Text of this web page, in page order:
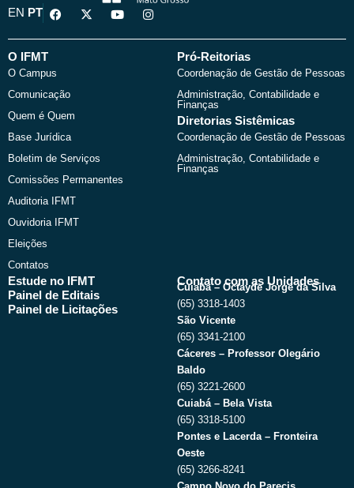
EN PT
F
a
e
o
k
X
-
w
Y
o
t
I
n
t
O IFMT
O Campus
Comunicação
Quem é Quem
Base Jurídica
Boletim de Serviços
Comissões Permanentes
Auditoria IFMT
Ouvidoria IFMT
Eleições
Contatos
Pró-Reitorias
Coordenação de Gestão de Pessoas
Administração, Contabilidade e
Finanças
Diretorias Sistêmicas
Coordenação de Gestão de Pessoas
Administração, Contabilidade e
Finanças
Estude no IFMT
Painel de Editais
Painel de Licitações
Contato com as Unidades
Cuiabá – Octayde Jorge da Silva
(65) 3318-1403
São Vicente
(65) 3341-2100
Cáceres – Professor Olegário
Baldo
(65) 3221-2600
Cuiabá – Bela Vista
(65) 3318-5100
Pontes e Lacerda – Fronteira
Oeste
(65) 3266-8241